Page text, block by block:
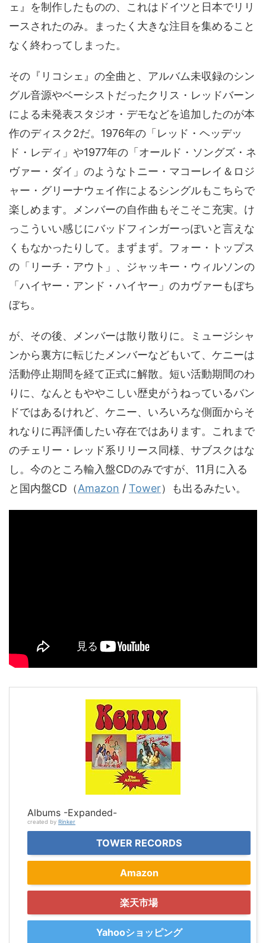
ェ』を制作したものの、これはドイツと日本でリリ
ースされたのみ。まったく大きな注目を集めること
なく終わってしまった。
その『リコシェ』の全曲と、アルバム未収録のシン
グル音源やベーシストだったクリス・レッドバーン
による未発表スタジオ・デモなどを追加したのが本
作のディスク2だ。1976年の「レッド・ヘッデッ
ド・レディ」や1977年の「オールド・ソングズ・ネ
ヴァー・ダイ」のようなトニー・マコーレイ＆ロジ
ャー・グリーナウェイ作によるシングルもこちらで
楽しめます。メンバーの自作曲もそこそこ充実。け
っこういい感じにバッドフィンガーっぽいと言えな
くもなかったりして。まずまず。フォー・トップス
の「リーチ・アウト」、ジャッキー・ウィルソンの
「ハイヤー・アンド・ハイヤー」のカヴァーもぼち
ぼち。
が、その後、メンバーは散り散りに。ミュージシャ
ンから裏方に転じたメンバーなどもいて、ケニーは
活動停止期間を経て正式に解散。短い活動期間のわ
りに、なんともややこしい歴史がうねっているバン
ドではあるけれど、ケニー、いろいろな側面からそ
れなりに再評価したい存在ではあります。これまで
のチェリー・レッド系リリース同様、サブスクはな
し。今のところ輸入盤CDのみですが、11月に入る
と国内盤CD（Amazon / Tower）も出るみたい。
Albums -Expanded-
created by Rinker
TOWER RECORDS
Amazon
楽天市場
Yahooショッピング